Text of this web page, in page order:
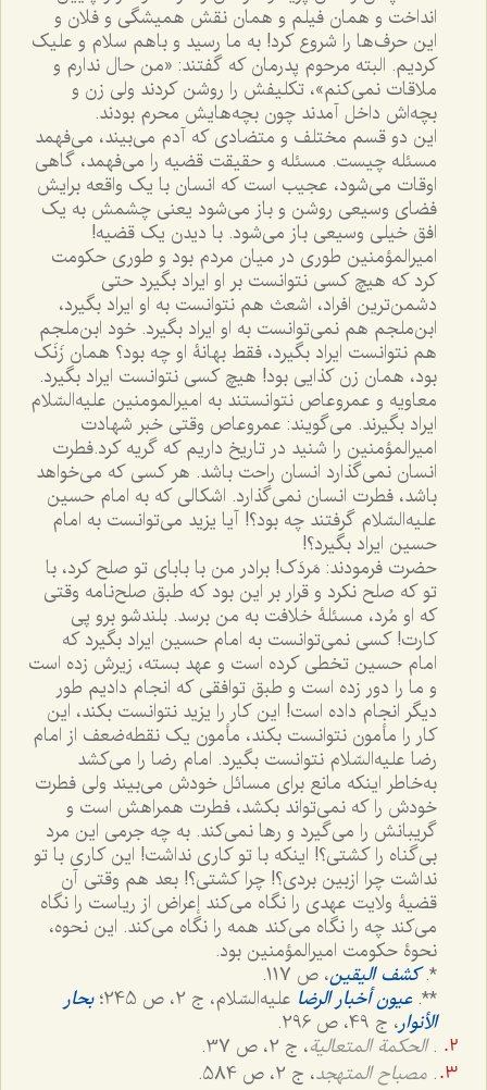
انداخت و همان فیلم و همان نقش همیشگى و فلان و
این حرف‌ها را شروع کرد! به ما رسید و باهم سلام و علیک
کردیم. البته مرحوم پدرمان که گفتند: «من حال ندارم و
ملاقات نمى‌کنم»، تکلیفش را روشن کردند ولى زن و
بچه‌اش داخل آمدند چون بچه‌هایش محرم بودند.
این دو قسم مختلف و متضادى که آدم می‌بیند، مى‌فهمد
مسئله چیست. مسئله و حقیقت قضیه را مى‌فهمد، گاهى
اوقات مى‌شود، عجیب است که انسان با یک واقعه برایش
فضاى وسیعى روشن و باز مى‌شود یعنى چشمش به یک
افق خیلى وسیعى باز مى‌شود. با دیدن یک قضیه!
امیرالمؤمنین طورى در میان مردم بود و طورى حکومت
کرد که هیچ کسی نتوانست بر او ایراد بگیرد حتى
دشمن‌ترین افراد، اشعث هم نتوانست به او ایراد بگیرد،
ابن‌ملجم هم نمى‌توانست به او ایراد بگیرد. خود ابن‌ملجم
هم نتوانست ایراد بگیرد، فقط بهانۀ او چه بود؟ همان زَنَک
بود، همان زن کذایى بود! هیچ کسی نتوانست ایراد بگیرد.
معاویه و عمروعاص نتوانستند به امیرالمومنین علیه‌السّلام
ایراد بگیرند. مى‌گویند: عمروعاص وقتى خبر شهادت
امیرالمؤمنین را شنید در تاریخ داریم که گریه کرد.فطرت
انسان نمى‌گذارد انسان راحت باشد. هر کسی که مى‌خواهد
باشد، فطرت انسان نمى‌گذارد. اشکالى که به امام حسین
علیه‌السّلام گرفتند چه بود؟! آیا یزید مى‌توانست به امام
حسین ایراد بگیرد؟!
حضرت فرمودند: مَردَک! برادر من با باباى تو صلح کرد، با
تو که صلح نکرد و قرار بر این بود که طبق صلح‌نامه وقتى
که او مُرد، مسئلۀ خلافت به من برسد. بلندشو برو پى
کارت! کسی نمى‌توانست به امام حسین ایراد بگیرد که
امام حسین تخطی کرده است و عهد بسته، زیرش زده است
و ما را دور زده است و طبق توافقى که انجام دادیم طور
دیگر انجام داده است! این کار را یزید نتوانست بکند، این
کار را مأمون نتوانست بکند، مأمون یک نقطه‌ضعف از امام
رضا علیه‌السّلام نتوانست بگیرد. امام رضا را مى‌کشد
به‌خاطر اینکه مانع براى مسائل خودش مى‌بیند ولى فطرت
خودش را که نمى‌تواند بکشد، فطرت همراهش است و
گریبانش را مى‌گیرد و رها نمى‌کند. به چه جرمى ‌این مرد
بی‌گناه را کشتی؟! اینکه با تو کارى نداشت! این کارى با تو
نداشت چرا ازبین بردی؟! چرا کشتی؟! بعد هم وقتى آن
قضیۀ ولایت عهدى را نگاه مى‌کند إعراض از ریاست را نگاه
مى‌کند چه را نگاه مى‌کند همه را نگاه مى‌کند. این نحوه،
نحوۀ حکومت امیرالمؤمنین بود.
*.كشف الیقین، ص 117.
**.عیون أخبار الرضا علیه‌السّلام، ج ‌2، ص 245؛
بحار
الأنوار، ج ‌49، ص 296.
.الحکمة المتعالیة، ج 2، ص 37.
. مصباح المتهجد، ج 2، ص 584.